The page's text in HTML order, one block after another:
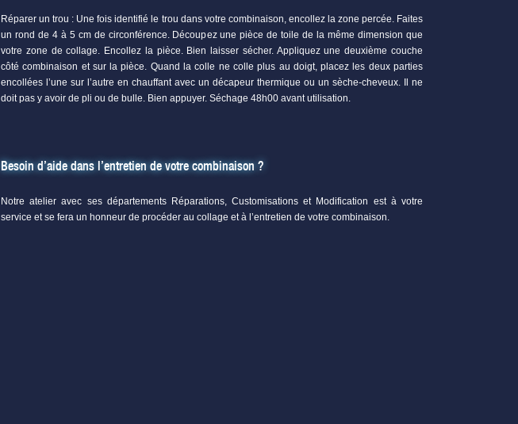
Réparer un trou : Une fois identifié le trou dans votre combinaison, encollez la zone percée. Faites
un rond de 4 à 5 cm de circonférence. Découpez une pièce de toile de la même dimension que
votre zone de collage. Encollez la pièce. Bien laisser sécher. Appliquez une deuxième couche
côté combinaison et sur la pièce. Quand la colle ne colle plus au doigt, placez les deux parties
encollées l’une sur l’autre en chauffant avec un décapeur thermique ou un sèche-cheveux. Il ne
doit pas y avoir de pli ou de bulle. Bien appuyer. Séchage 48h00 avant utilisation.
Besoin d’aide dans l’entretien de votre combinaison ?
Notre atelier avec ses départements Réparations, Customisations et Modification est à votre
service et se fera un honneur de procéder au collage et à l’entretien de votre combinaison.